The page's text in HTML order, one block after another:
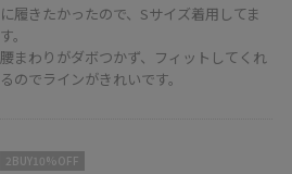
に履きたかったので、Sサイズ着用してま
す。
腰まわりがダボつかず、フィットしてくれ
るのでラインがきれいです。
2BUY10%OFF